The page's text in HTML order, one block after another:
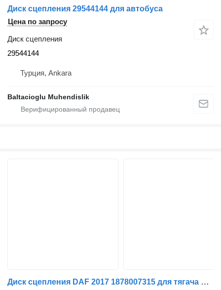
Диск сцепления 29544144 для автобуса
Цена по запросу
Диск сцепления
29544144
Турция, Ankara
Baltacioglu Muhendislik
Диск сцепления DAF 2017 1878007315 для тягача DAF